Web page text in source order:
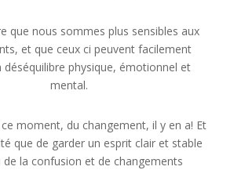
que nous sommes plus sensibles aux
et que ceux ci peuvent facilement
déséquilibre physique, émotionnel et
mental.
ce moment, du changement, il y en a! Et
que de garder un esprit clair et stable
de la confusion et de changements